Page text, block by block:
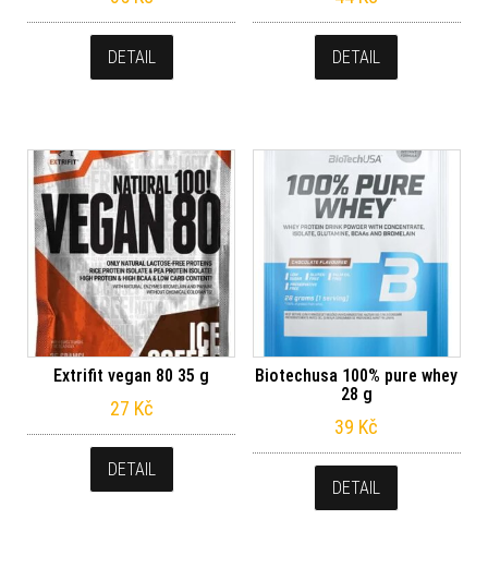
DETAIL DETAIL
Extrifit vegan 80 35 g
27 Kč
DETAIL
Biotechusa 100% pure whey
28 g
39 Kč
DETAIL